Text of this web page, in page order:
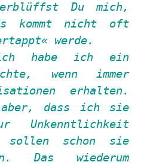
Du mich,
kommt nicht oft
werde.
habe ich ein
wenn immer
erhalten.
dass ich sie
sollen schon sie
Das wiederum